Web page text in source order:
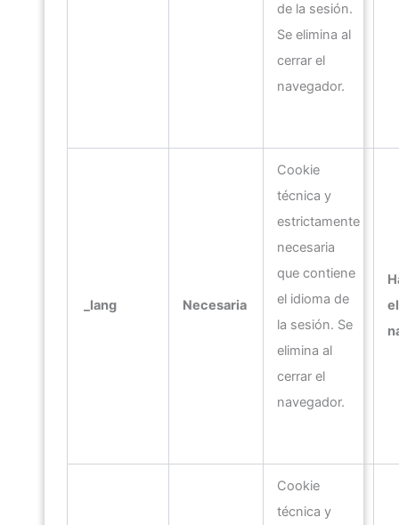
de la sesión.
Se elimina al
cerrar el
navegador.
_lang Necesaria
Cookie
técnica y
estrictamente
necesaria
que contiene
el idioma de
la sesión. Se
elimina al
cerrar el
navegador.
el
Cookie
técnica y